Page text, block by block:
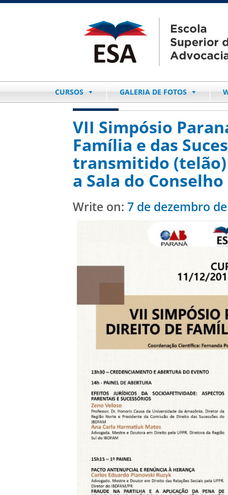
CURSOS GALERIA DE FOTOS
VII Simpósio
Família e das
transmitido
a Sala do Conselho
Write on: 7 de dezembro